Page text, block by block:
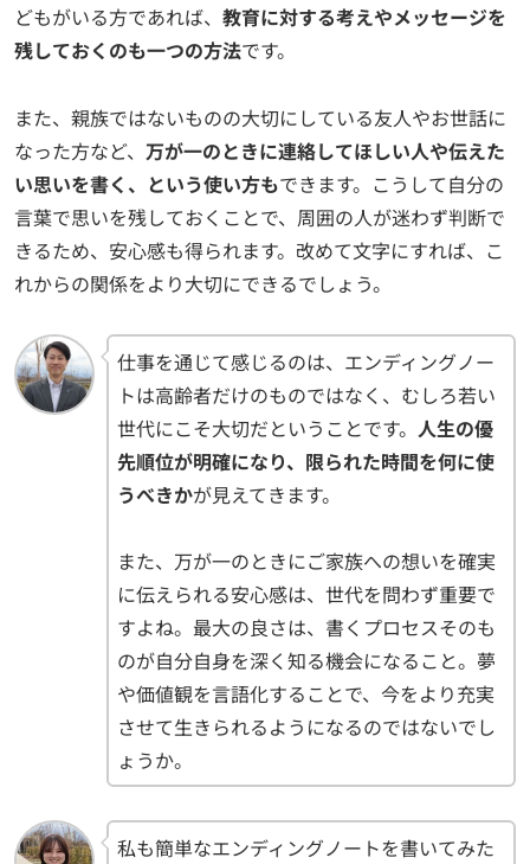
どもがいる方であれば、 教育に対する考えやメッセージを
残しておくのも一つの方法です。
また、親族ではないものの大切にしている友人やお世話に
なった方など、 万が一のときに連絡してほしい人や伝えた
い思いを書く、という使い方もできます。こうして自分の
言葉で思いを残しておくことで、周囲の人が迷わず判断で
きるため、安心感も得られます。改めて文字にすれば、こ
れからの関係をより大切にできるでしょう。
仕事を通じて感じるのは、エンディングノー
トは高齢者だけのものではなく、むしろ若い
世代にこそ大切だということです。 人生の優
先順位が明確になり、限られた時間を何に使
うべきかが見えてきます。
また、万が一のときにご家族への想いを確実
に伝えられる安心感は、世代を問わず重要で
すよね。最大の良さは、書くプロセスそのも
のが自分自身を深く知る機会になること。夢
や価値観を言語化することで、今をより充実
させて生きられるようになるのではないでし
ょうか。
私も簡単なエンディングノートを書いてみた